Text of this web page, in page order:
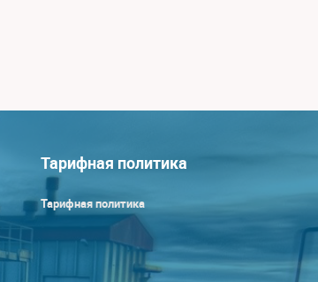
Тарифная политика
Тарифная политика